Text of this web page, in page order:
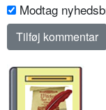
Modtag